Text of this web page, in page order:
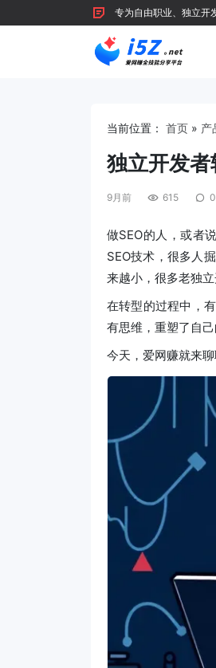
专为自由职业、独立开
当前位置： 首页 » 产
独立开发
9月前 615 0
做SEO的人，或者
SEO技术，很多人
来越小，很多老独立
在转型的过程中，
有思维，重塑了自
今天，爱网赚就来